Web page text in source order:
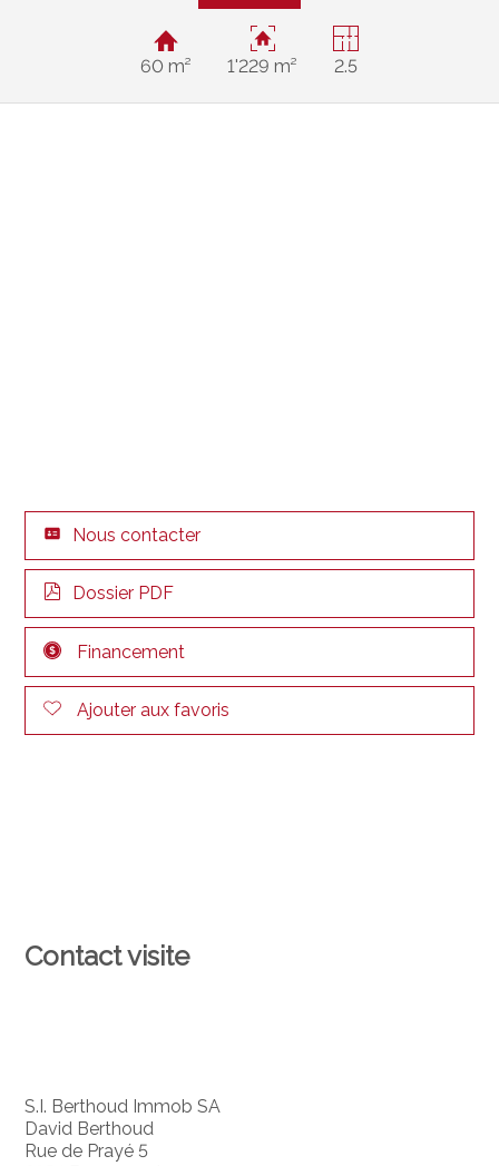
60 m² 1'229 m² 2.5
Nous contacter
Dossier PDF
Financement
Ajouter aux favoris
Contact visite
S.I. Berthoud Immob SA
David Berthoud
Rue de Prayé 5